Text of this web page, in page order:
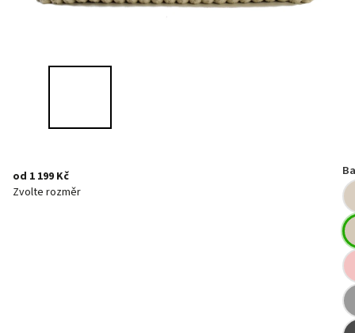
od 1 199 Kč
Zvolte rozměr